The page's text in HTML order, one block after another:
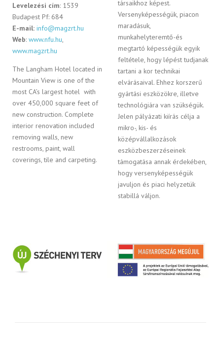
Levelezési cím: 1539
Budapest Pf: 684
E-mail: info@magzrt.hu
Web: www.nfu.hu,
www.magzrt.hu
The Langham Hotel located in
Mountain View is one of the
most CA’s largest hotel with
over 450,000 square feet of
new construction. Complete
interior renovation included
removing walls, new
restrooms, paint, wall
coverings, tile and carpeting.
társaikhoz képest.
Versenyképességük, piacon
maradásuk,
munkahelyteremtő-és
megtartó képességük egyik
feltétele, hogy lépést tudjanak
tartani a kor technikai
elvárásaival. Ehhez korszerű
gyártási eszközökre, illetve
technológiára van szükségük.
Jelen pályázati kiírás célja a
mikro-, kis- és
középvállalkozások
eszközbeszerzéseinek
támogatása annak érdekében,
hogy versenyképességük
javuljon és piaci helyzetük
stabillá váljon.